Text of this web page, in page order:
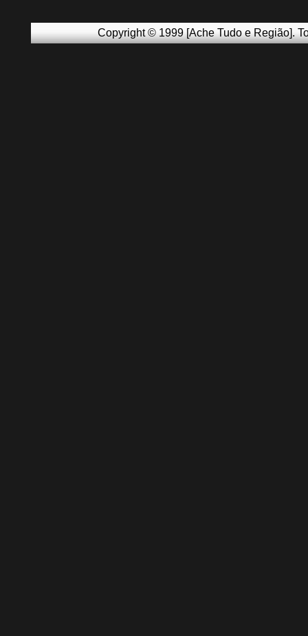
Copyright © 1999 [Ache Tudo e Região].